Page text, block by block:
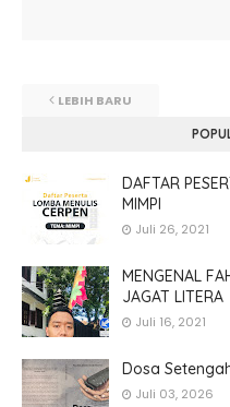
LEBIH BARU
DAFTAR
MIMPI
Juli 26, 2021
MENGENAL
JAGAT LITERA
Juli 16, 2021
Dosa
Juli 03, 2026